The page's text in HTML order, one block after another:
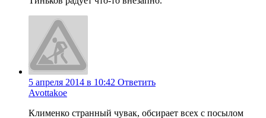
5 апреля 2014 в 10:42 Ответить
Avottakoe
Клименко странный чувак, обсирает всех с посылом